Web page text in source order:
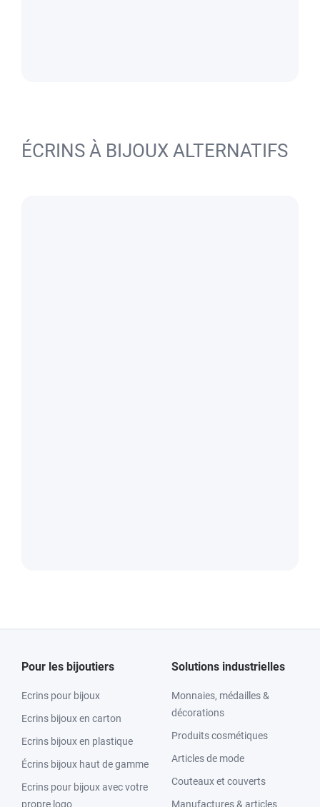
ÉCRINS À BIJOUX ALTERNATIFS
Pour les bijoutiers
Ecrins pour bijoux
Ecrins bijoux en carton
Ecrins bijoux en plastique
Écrins bijoux haut de gamme
Ecrins pour bijoux avec votre
propre logo
Solutions industrielles
Monnaies, médailles &
décorations
Produits cosmétiques
Articles de mode
Couteaux et couverts
Manufactures & articles